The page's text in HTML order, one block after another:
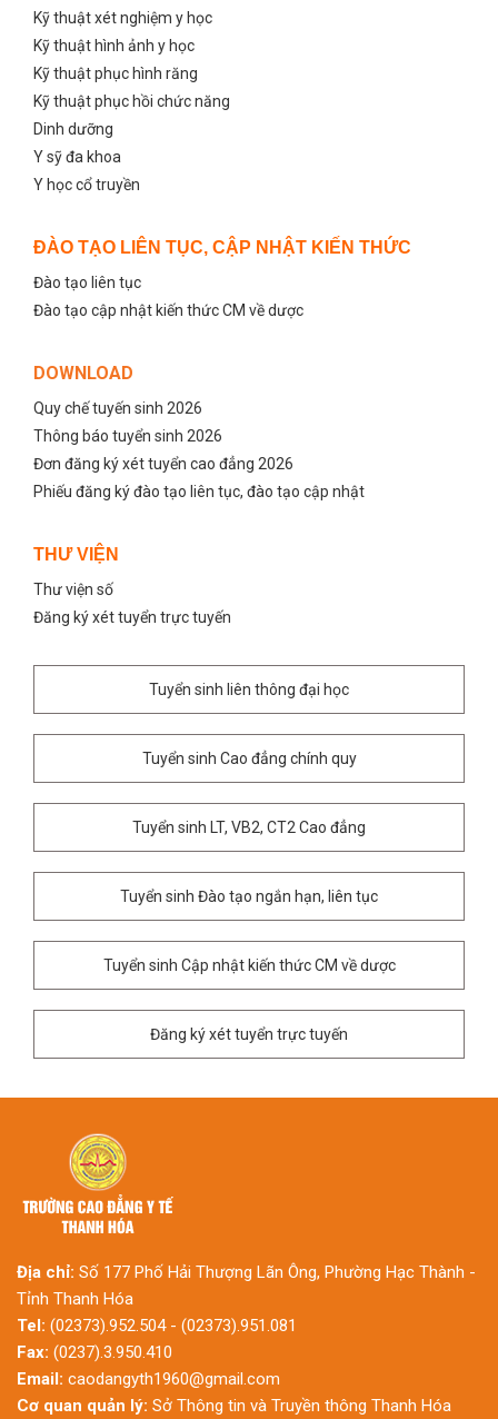
Kỹ thuật xét nghiệm y học
Kỹ thuật hình ảnh y học
Kỹ thuật phục hình răng
Kỹ thuật phục hồi chức năng
Dinh dưỡng
Y sỹ đa khoa
Y học cổ truyền
ĐÀO TẠO LIÊN TỤC, CẬP NHẬT KIẾN THỨC
Đào tạo liên tục
Đào tạo cập nhật kiến thức CM về dược
DOWNLOAD
Quy chế tuyến sinh 2026
Thông báo tuyển sinh 2026
Đơn đăng ký xét tuyển cao đẳng 2026
Phiếu đăng ký đào tạo liên tục, đào tạo cập nhật
THƯ VIỆN
Thư viện số
Đăng ký xét tuyển trực tuyến
Tuyển sinh liên thông đại học
Tuyển sinh Cao đẳng chính quy
Tuyển sinh LT, VB2, CT2 Cao đẳng
Tuyển sinh Đào tạo ngắn hạn, liên tục
Tuyển sinh Cập nhật kiến thức CM về dược
Đăng ký xét tuyển trực tuyến
Địa chỉ: Số 177 Phố Hải Thượng Lãn Ông, Phường Hạc Thành -
Tỉnh Thanh Hóa
Tel: (02373).952.504 - (02373).951.081
Fax: (0237).3.950.410
Email: caodangyth1960@gmail.com
Cơ quan quản lý: Sở Thông tin và Truyền thông Thanh Hóa